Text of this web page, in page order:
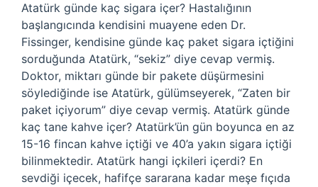
Atatürk günde kaç sigara içer? Hastalığının
başlangıcında kendisini muayene eden Dr.
Fissinger, kendisine günde kaç paket sigara içtiğini
sorduğunda Atatürk, “sekiz” diye cevap vermiş.
Doktor, miktarı günde bir pakete düşürmesini
söylediğinde ise Atatürk, gülümseyerek, “Zaten bir
paket içiyorum” diye cevap vermiş. Atatürk günde
kaç tane kahve içer? Atatürk’ün gün boyunca en az
15-16 fincan kahve içtiği ve 40’a yakın sigara içtiği
bilinmektedir. Atatürk hangi içkileri içerdi? En
sevdiği içecek, hafifçe sararana kadar meşe fıçıda